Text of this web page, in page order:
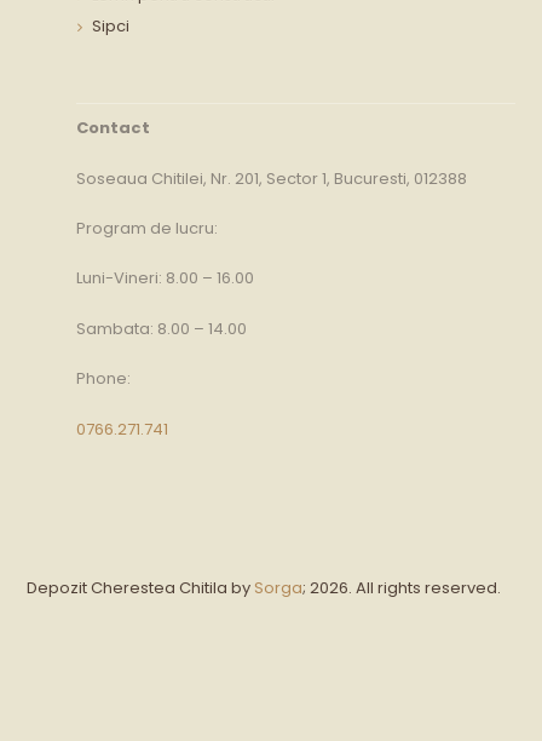
Sipci
Contact
Soseaua Chitilei, Nr. 201, Sector 1, Bucuresti, 012388
Program de lucru:
Luni-Vineri: 8.00 – 16.00
Sambata: 8.00 – 14.00
Phone:
0766.271.741
Depozit Cherestea Chitila by Sorga; 2026. All rights reserved.